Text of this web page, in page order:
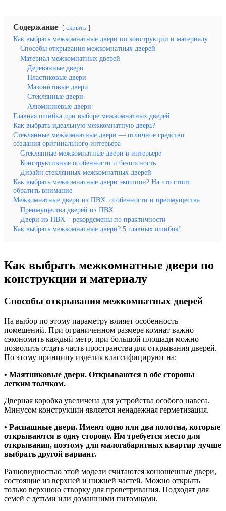
Содержание скрыть
Как выбрать межкомнатные двери по конструкции и материалу
Способы открывания межкомнатных дверей
Материал межкомнатных дверей
Деревянные двери
Пластиковые двери
Мазонитовые двери
Стеклянные двери
Алюминиевые двери
Главная ошибка при выборе межкомнатных дверей
Как выбрать идеальную межкомнатную дверь?
Стеклянные межкомнатные двери — отличное средство
создания оригинального интерьера
Стеклянные межкомнатные двери в интерьере
Конструктивные особенности и безопсность
Дизайн стеклянных межкомнатных дверей
Как выбрать межкомнатные двери экошпон? На что стоит
обратить внимание
Межкомнатные двери из ПВХ: особенности и преимущества
Преимущества дверей из ПВХ
Двери из ПВХ – рекордсмены по практичности
Как выбрать межкомнатные двери? 5 главных ошибок!
Как выбрать межкомнатные двери по
конструкции и материалу
Способы открывания межкомнатных дверей
На выбор по этому параметру влияет особенность
помещений. При ограниченном размере комнат важно
сэкономить каждый метр, при большой площади можно
позволить отдать часть пространства для открывания дверей.
По этому принципу изделия классифицируют на:
• Маятниковые двери. Открываются в обе стороны
легким толчком.
Дверная коробка увеличена для устройства особого навеса.
Минусом конструкции является ненадежная герметизация.
• Распашные двери. Имеют одно или два полотна, которые
открываются в одну сторону. Им требуется место для
открывания, поэтому для малогабаритных квартир лучше
выбрать другой вариант.
Разновидностью этой модели считаются конюшенные двери,
состоящие из верхней и нижней частей. Можно открыть
только верхнюю створку для проветривания. Подходят для
семей с детьми или домашними питомцами.